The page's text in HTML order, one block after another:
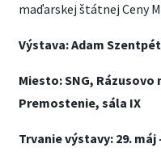
maďarskej štátnej Ceny
Výstava: Adam
Miesto: SNG,
Premostenie, sála IX
Trvanie výstavy: 29. máj